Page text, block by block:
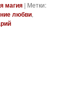
магия | Метки:
любви,